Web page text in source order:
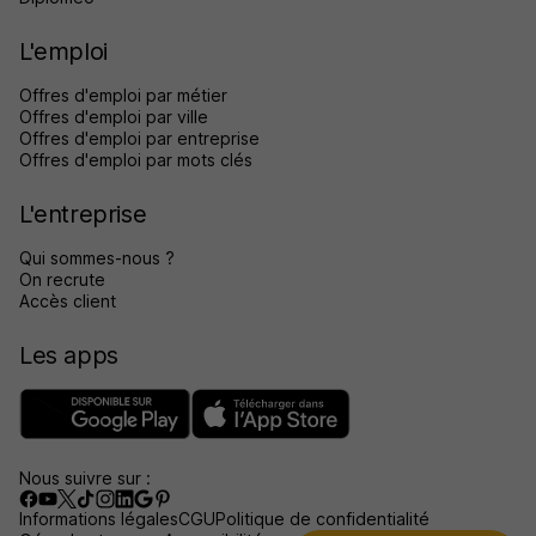
L'emploi
Offres d'emploi par métier
Offres d'emploi par ville
Offres d'emploi par entreprise
Offres d'emploi par mots clés
L'entreprise
Qui sommes-nous ?
On recrute
Accès client
Les apps
Nous suivre sur :
Informations légalesCGUPolitique de confidentialité